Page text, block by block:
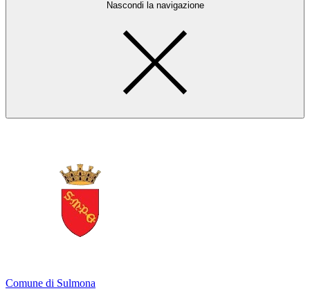
Nascondi la navigazione
Comune di Sulmona